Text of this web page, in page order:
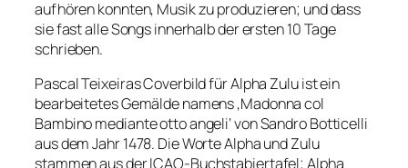
aufhören konnten, Musik zu produzieren; und dass
sie fast alle Songs innerhalb der ersten 10 Tage
schrieben.
Pascal Teixeiras Coverbild für Alpha Zulu ist ein
bearbeitetes Gemälde namens ‚Madonna col
Bambino mediante otto angeli‘ von Sandro Botticelli
aus dem Jahr 1478. Die Worte Alpha und Zulu
stammen aus der ICAO-Buchstabiertafel; Alpha